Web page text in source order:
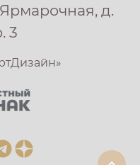
Ярмарочная, д.
3